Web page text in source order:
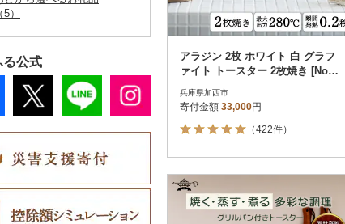
（4）
（3）
その他加工品（12）
こしょう（0）
その他調味料（5）
ゴルフプレー券（2
GDOふるさとゴルフ
プレークーポン（0）
その他のゴルフプレー
券（0）
花火大会チケット
（0）
カタログギフト（0）
（29）
その他文房具（0）
ナイフ（0）
皿・椀（3）
弁当箱（0）
その他食器（4）
土鍋（0）
その他キッチン用品
（55）
（0）
ティッシュ（0）
その他日用品（69）
（3）
ご当地キャラクター
（0）
ベビー用品（0）
ペット用品（2）
防災グッズ（3）
その他雑貨（92）
その他美容（2）
子供・ベビー（0）
その他洋服（4）
（0）
その他靴・履物（0）
ショール・ストール
（0）
ネクタイ・ベルト
（0）
マフラー・手袋（0）
その他服飾小物（5）
村上木彫堆朱（0）
その他陶器・漆器
（1）
数珠（0）
工芸品（1）
播州そろばん（0）
美濃和紙（0）
民芸品（0）
ラワー（1）
その他花（0）
（5）
る公式
アラジン 2枚 ホワイト 白 グラフ
ァイト トースター 2枚焼き [No56
兵庫県加西市
寄付金額 33,000円
（422件）